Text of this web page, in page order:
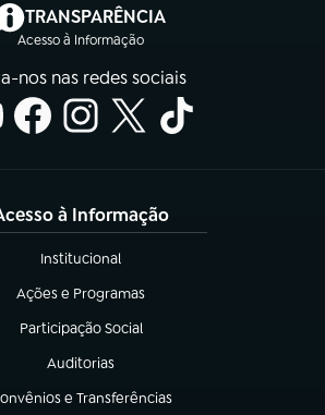
TRANSPARÊNCIA
Acesso à Informação
(abre em nova aba)
nos nas redes sociais
à Informação
Institucional
(abre em nova aba)
Ações e Programas
(abre em nova aba)
Participação Social
(abre em nova aba)
Auditorias
(abre em nova aba)
e Transferências
em nova aba)